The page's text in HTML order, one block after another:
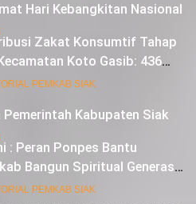
Hari Kebangkitan Nasional
Pemerintah Kabupaten Siak
Zakat Konsumtif Tahap
Koto Gasib: 436
Terima Bantuan
PEMKAB SIAK
: Peran Ponpes Bantu
Bangun Spiritual Generasi
PEMKAB SIAK